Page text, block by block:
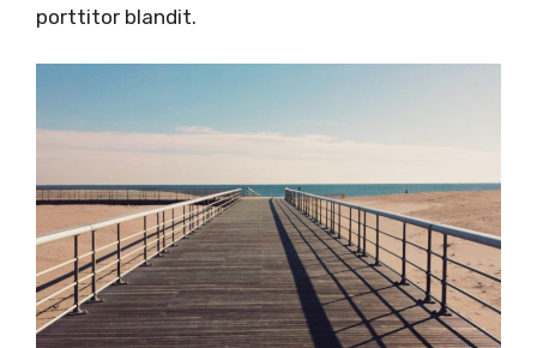
porttitor blandit.